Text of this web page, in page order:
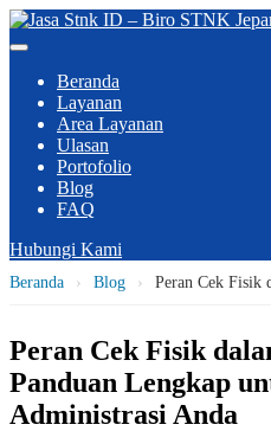
Beranda
Layanan
Area Layanan
Ulasan
Portofolio
Blog
FAQ
Hubungi Kami
Beranda › Blog › Peran Cek Fisik
Peran Cek Fisik
Panduan Lengkap
Administrasi Anda